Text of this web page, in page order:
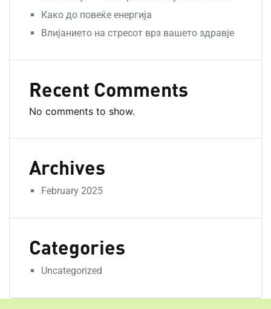
Како до повеќе енергија
Влијанието на стресот врз вашето здравје
Recent Comments
No comments to show.
Archives
February 2025
Categories
Uncategorized